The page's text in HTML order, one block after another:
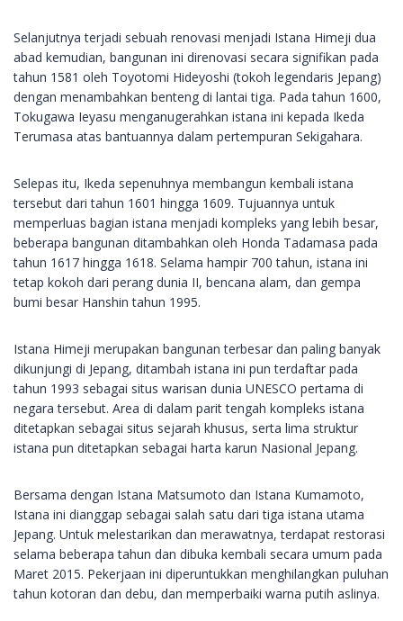
Selanjutnya terjadi sebuah renovasi menjadi Istana Himeji dua
abad kemudian, bangunan ini direnovasi secara signifikan pada
tahun 1581 oleh Toyotomi Hideyoshi (tokoh legendaris Jepang)
dengan menambahkan benteng di lantai tiga. Pada tahun 1600,
Tokugawa Ieyasu menganugerahkan istana ini kepada Ikeda
Terumasa atas bantuannya dalam pertempuran Sekigahara.
Selepas itu, Ikeda sepenuhnya membangun kembali istana
tersebut dari tahun 1601 hingga 1609. Tujuannya untuk
memperluas bagian istana menjadi kompleks yang lebih besar,
beberapa bangunan ditambahkan oleh Honda Tadamasa pada
tahun 1617 hingga 1618. Selama hampir 700 tahun, istana ini
tetap kokoh dari perang dunia II, bencana alam, dan gempa
bumi besar Hanshin tahun 1995.
Istana Himeji merupakan bangunan terbesar dan paling banyak
dikunjungi di Jepang, ditambah istana ini pun terdaftar pada
tahun 1993 sebagai situs warisan dunia UNESCO pertama di
negara tersebut. Area di dalam parit tengah kompleks istana
ditetapkan sebagai situs sejarah khusus, serta lima struktur
istana pun ditetapkan sebagai harta karun Nasional Jepang.
Bersama dengan Istana Matsumoto dan Istana Kumamoto,
Istana ini dianggap sebagai salah satu dari tiga istana utama
Jepang. Untuk melestarikan dan merawatnya, terdapat restorasi
selama beberapa tahun dan dibuka kembali secara umum pada
Maret 2015. Pekerjaan ini diperuntukkan menghilangkan puluhan
tahun kotoran dan debu, dan memperbaiki warna putih aslinya.